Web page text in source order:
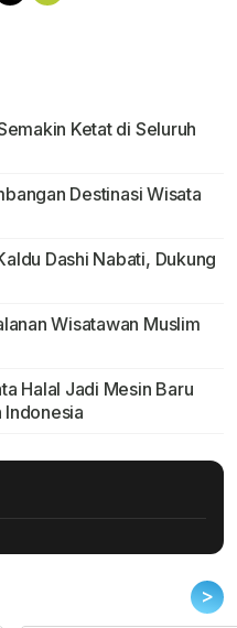
Ketat di Seluruh
Destinasi Wisata
Dashi Nabati, Dukung
Wisatawan Muslim
Halal Jadi Mesin Baru
Indonesia
>